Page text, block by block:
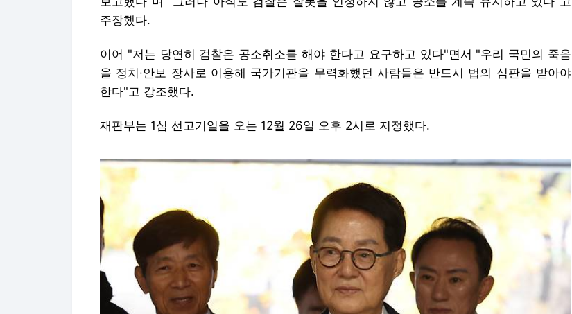
주장했다.
이어 "저는 당연히 검찰은 공소취소를 해야 한다고 요구하고 있다"면서 "우리 국민의 죽음
을 정치·안보 장사로 이용해 국가기관을 무력화했던 사람들은 반드시 법의 심판을 받아야
한다"고 강조했다.
재판부는 1심 선고기일을 오는 12월 26일 오후 2시로 지정했다.